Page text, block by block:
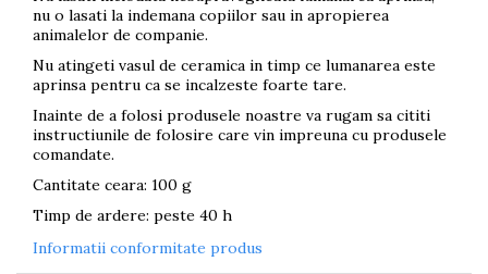
nu o lasati la indemana copiilor sau in apropierea
animalelor de companie.
Nu atingeti vasul de ceramica in timp ce lumanarea este
aprinsa pentru ca se incalzeste foarte tare.
Inainte de a folosi produsele noastre va rugam sa cititi
instructiunile de folosire care vin impreuna cu produsele
comandate.
Cantitate ceara: 100 g
Timp de ardere: peste 40 h
Informatii conformitate produs